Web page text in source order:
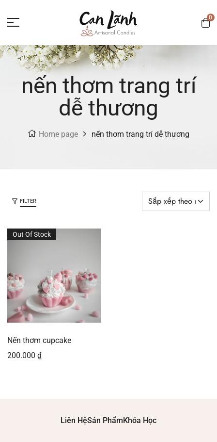
0
nến thơm trang trí
dễ thương
Home page nến thơm trang trí dễ thương
FILTER
Out Of Stock
Nến thơm cupcake
200.000 ₫
Liên HệSản PhẩmKhóa Học